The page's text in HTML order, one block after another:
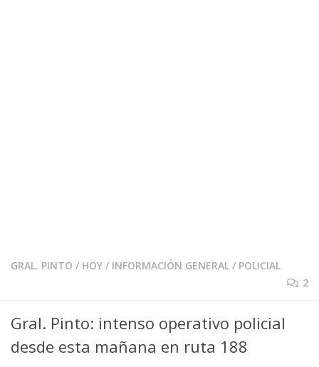
GRAL. PINTO / HOY / INFORMACIÓN GENERAL / POLICIAL
2
Gral. Pinto: intenso operativo policial
desde esta mañana en ruta 188